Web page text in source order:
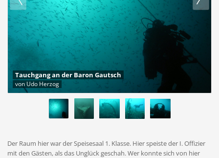
Tauchgang an der Baron Gautsch
von Udo Herzog
Der Raum hier war der Speisesaal 1. Klasse. Hier speiste der I. Offizier
mit den Gästen, als das Unglück geschah. Wer konnte sich von hier